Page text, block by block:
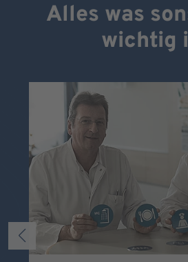
Alles was
wichtig